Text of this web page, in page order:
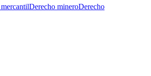
Derecho mineroDerecho